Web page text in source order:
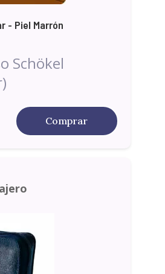
- Piel Marrón
Schökel
Comprar